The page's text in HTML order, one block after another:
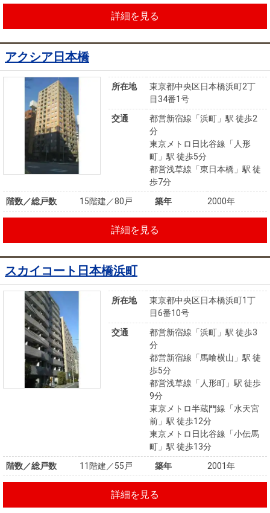
詳細を見る
アクシア日本橋
所在地
東京都中央区日本橋浜町2丁
目34番1号
交通
都営新宿線「浜町」駅 徒歩2
分
東京メトロ日比谷線「人形
町」駅 徒歩5分
都営浅草線「東日本橋」駅 徒
歩7分
階数／総戸数
15階建／80戸 築年 2000年
詳細を見る
スカイコート日本橋浜町
所在地
東京都中央区日本橋浜町1丁
目6番10号
交通
都営新宿線「浜町」駅 徒歩3
分
都営新宿線「馬喰横山」駅 徒
歩5分
都営浅草線「人形町」駅 徒歩
9分
東京メトロ半蔵門線「水天宮
前」駅 徒歩12分
東京メトロ日比谷線「小伝馬
町」駅 徒歩13分
階数／総戸数
11階建／55戸 築年 2001年
詳細を見る